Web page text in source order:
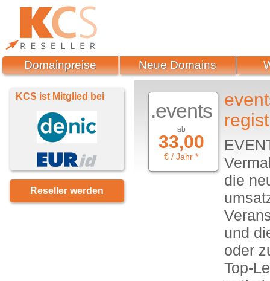
.events
ab
33,00
€ / Jahr *
die
und
oder
Top-
KCS ist Mitglied bei
Reseller werden
Domainpreise Neue Domains